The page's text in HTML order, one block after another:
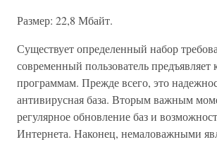
Размер: 22,8 Мбайт.
Существует определенный набор
современный пользователь
программам. Прежде всего, это
антивирусная база. Вторым важным
регулярное обновление баз и
Интернета. Наконец, немаловажными